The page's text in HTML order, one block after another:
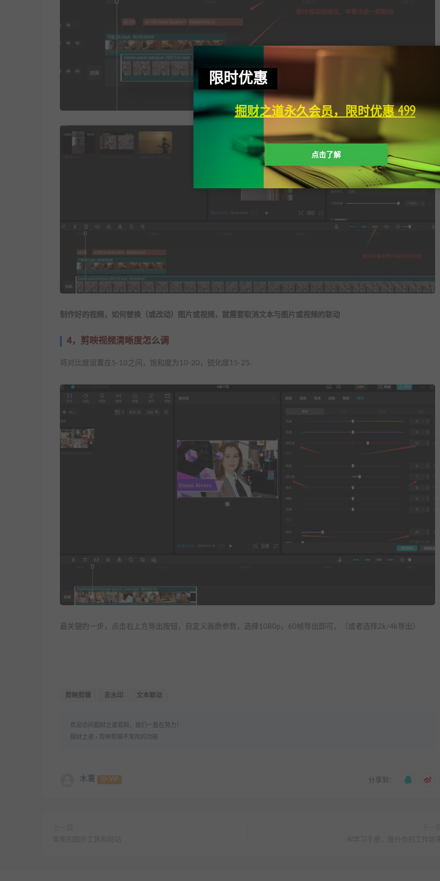
制作好的视频，如何替换（或改动）图片或视频，就需要取消文本与图片或视频的联动
4，剪映视频清晰度怎么调
将对比度设置在5-10之间，饱和度为10-20，锐化度15-25.
最关键的一步，点击右上方导出按钮，自定义画质参数，选择1080p，60帧导出即可。（或者选择2k/4k导出）
剪映剪辑 去水印 文本联动
欢迎访问掘财之道官网，我们一直在努力！
掘财之道 » 剪映剪辑不常用的功能
木薯 VIP 分享到：
限时优惠
掘财之道永久会员，限时优惠 499
点击了解